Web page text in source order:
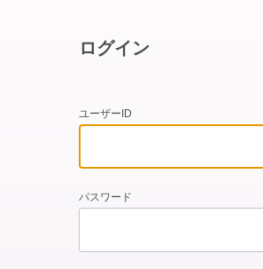
ログイン
ユーザーID
パスワード